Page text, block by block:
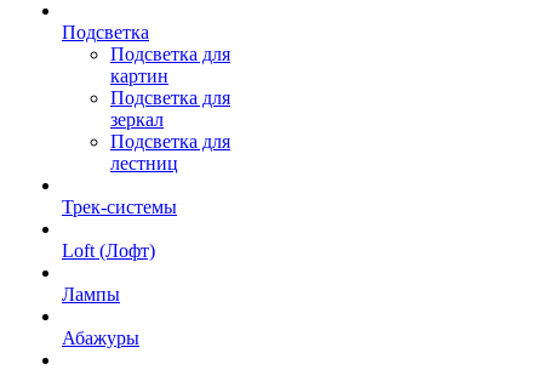
Подсветка
Подсветка для
картин
Подсветка для
зеркал
Подсветка для
лестниц
Трек-системы
Loft (Лофт)
Лампы
Абажуры